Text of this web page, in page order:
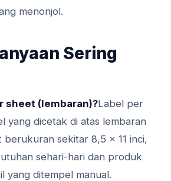
menonjol.
Sering
sheet (lembaran)?Label per
yang dicetak di atas lembaran
sekitar 8,5 x 11 inci,
sehari-hari dan produk
yang ditempel manual.